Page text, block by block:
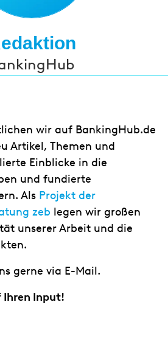
wir auf BankingHub.de
Artikel, Themen und
Einblicke in die
und fundierte
Als Projekt der
zeb legen wir großen
unserer Arbeit und die
gerne via E-Mail.
Ihren Input!